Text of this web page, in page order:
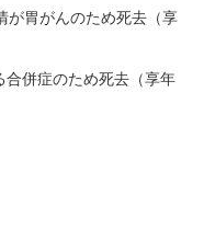
胃がんのため死去（享
合併症のため死去（享年